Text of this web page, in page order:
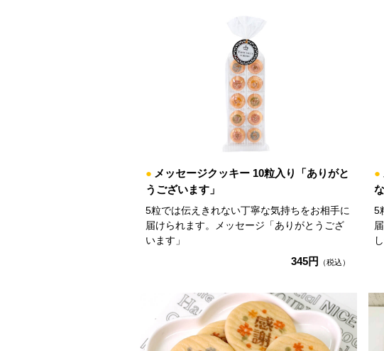
● メッセージクッキー 10粒入り「ありがと
うございます」
5粒では伝えきれない丁寧な気持ちをお相手に
届けられます。メッセージ「ありがとうござ
います」
345円 （税込）
●
5